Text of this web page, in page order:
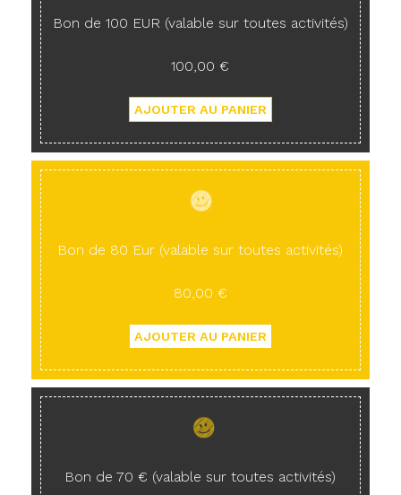
Bon de 100 EUR (valable sur toutes activités)
100,00 €
Bon de 80 Eur (valable sur toutes activités)
80,00 €
Bon de 70 € (valable sur toutes activités)